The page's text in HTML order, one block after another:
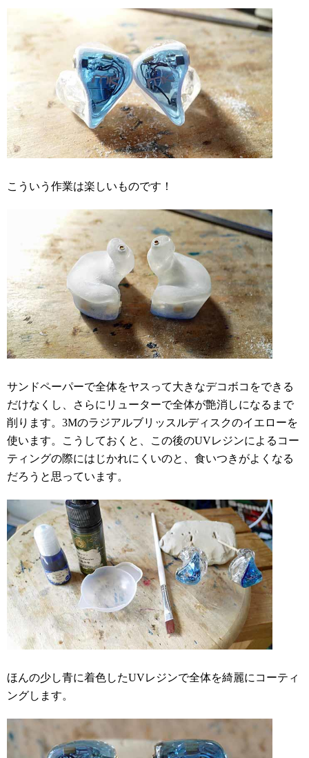
こういう作業は楽しいものです！
サンドペーパーで全体をヤスって大きなデコボコをできる
だけなくし、さらにリューターで全体が艶消しになるまで
削ります。3Mのラジアルブリッスルディスクのイエローを
使います。こうしておくと、この後のUVレジンによるコー
ティングの際にはじかれにくいのと、食いつきがよくなる
だろうと思っています。
ほんの少し青に着色したUVレジンで全体を綺麗にコーティ
ングします。